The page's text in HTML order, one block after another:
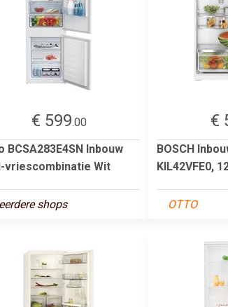
€ 599.00
BCSA283E4SN Inbouw
vriescombinatie Wit
shops
€
BOSCH
KIL42VFE0,
OTTO